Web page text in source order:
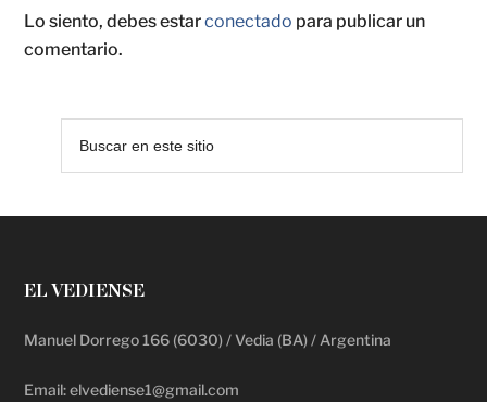
Lo siento, debes estarconectado para publicar un
comentario.
EL VEDIENSE
Manuel Dorrego 166 (6030) / Vedia (BA) / Argentina
Email: elvediense1@gmail.com